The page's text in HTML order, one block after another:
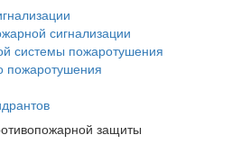
сигнализации
системы пожаротушения
пожаротушения
защиты